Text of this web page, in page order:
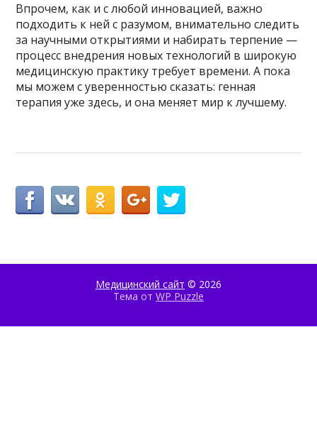
Впрочем, как и с любой инновацией, важно
подходить к ней с разумом, внимательно следить
за научными открытиями и набирать терпение —
процесс внедрения новых технологий в широкую
медицинскую практику требует времени. А пока
мы можем с уверенностью сказать: генная
терапия уже здесь, и она меняет мир к лучшему.
Медицинский сайт © 2026
Тема от WP Puzzle